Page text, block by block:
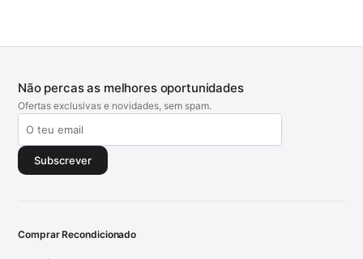
Não percas as melhores oportunidades
Ofertas exclusivas e novidades, sem spam.
Subscrever
Comprar Recondicionado